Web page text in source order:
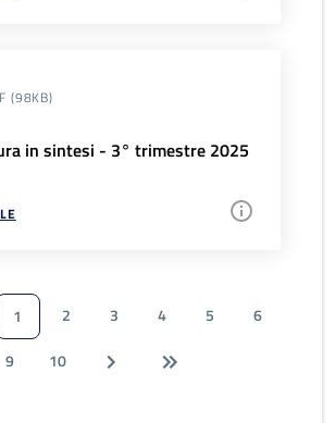
(98KB)
in sintesi - 3° trimestre 2025
1 2 3 4 5
6
9 10